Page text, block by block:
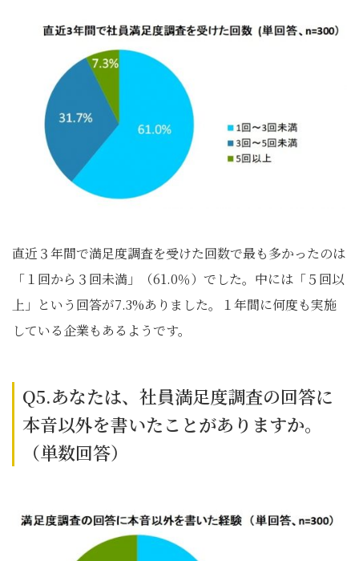
直近３年間で満足度調査を受けた回数で最も多かったのは
「１回から３回未満」（61.0％）でした。中には「５回以
上」という回答が7.3%ありました。１年間に何度も実施
している企業もあるようです。
Q5.あなたは、社員満足度調査の回答に
本音以外を書いたことがありますか。
（単数回答）